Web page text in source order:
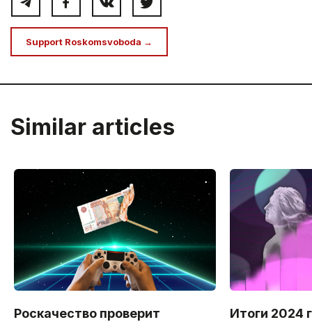
Support Roskomsvoboda →
Similar articles
Роскачество проверит
Итоги 2024